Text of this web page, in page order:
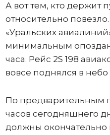
А вот тем, кто держит
относительно
«Уральских
минимальным
часа. Рейс 2S 198
вовсе поднялся в небо
По предварительным
часов сегодняшнего
должны окончательно